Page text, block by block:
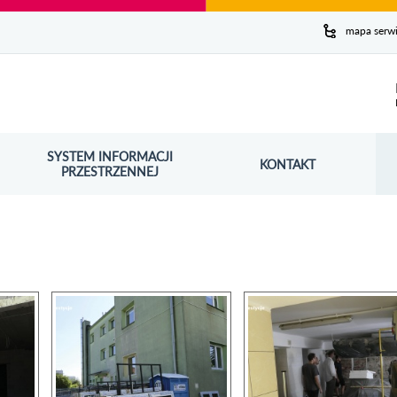
mapa
SYSTEM INFORMACJI
PRZESTRZENNEJ
OTWORZY SIĘ W NOWYM OKNIE KONTAKT